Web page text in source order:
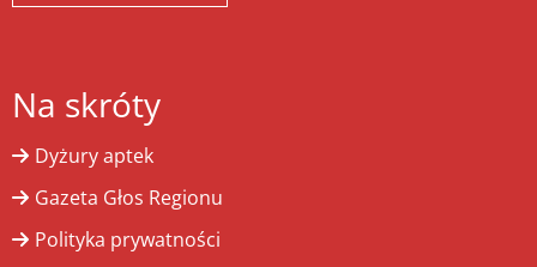
Na skróty
Dyżury aptek
Gazeta Głos Regionu
Polityka prywatności